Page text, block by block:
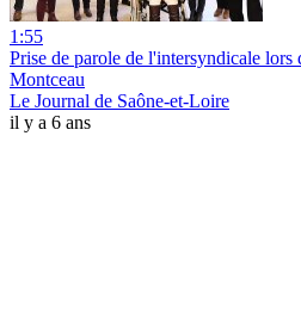
1:55
Prise de parole de l'intersyndicale
Montceau
Le Journal de Saône-et-Loire
il y a 6 ans